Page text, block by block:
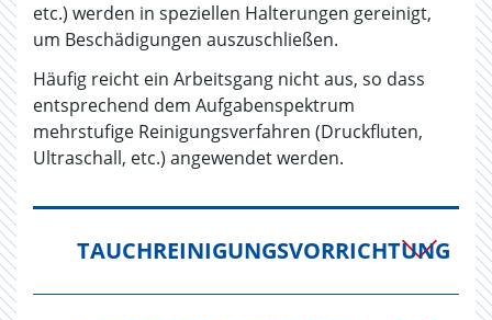
etc.) werden in speziellen Halterungen gereinigt,
um Beschädigungen auszuschließen.
Häufig reicht ein Arbeitsgang nicht aus, so dass
entsprechend dem Aufgabenspektrum
mehrstufige Reinigungsverfahren (Druckfluten,
Ultraschall, etc.) angewendet werden.
TAUCHREINIGUNGSVORRICHTUNG